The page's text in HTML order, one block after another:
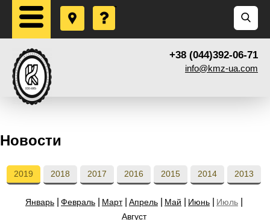
+38 (044)392-06-71
info@kmz-ua.com
Новости
2019 2018 2017 2016 2015 2014 2013
Январь Февраль Март Апрель Май Июнь
Июль
Август